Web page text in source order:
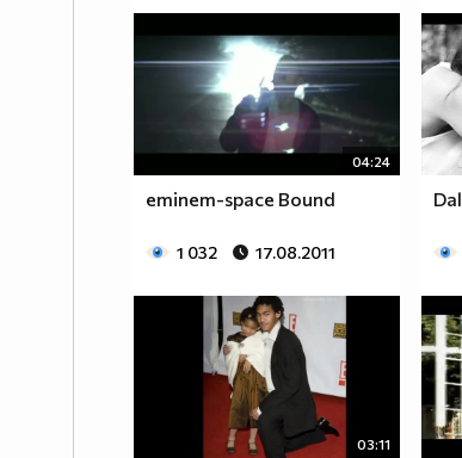
04:24
eminem-space Bound
1 032 17.08.2011
03:11